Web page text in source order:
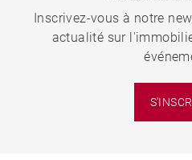
Inscrivez-vous à notre
actualité sur